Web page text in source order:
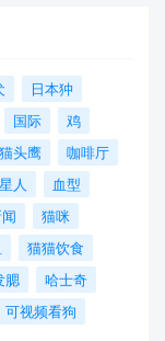
日本狆
国际
鸡
猫头鹰
咖啡厅
人
血型
猫咪
猫猫饮食
腮
哈士奇
可视频看狗